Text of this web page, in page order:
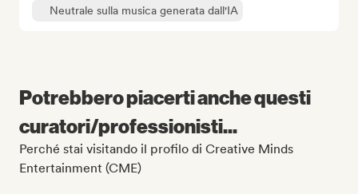
Neutrale sulla musica generata dall'IA
Potrebbero piacerti anche questi
curatori/professionisti...
Perché stai visitando il profilo di Creative Minds
Entertainment (CME)